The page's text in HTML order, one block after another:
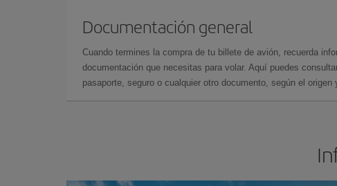
Documentación general
Cuando termines la compra de tu billete de avión, recuerda
documentación que necesitas para volar. Aquí puedes
pasaporte, seguro o cualquier otro documento, según el